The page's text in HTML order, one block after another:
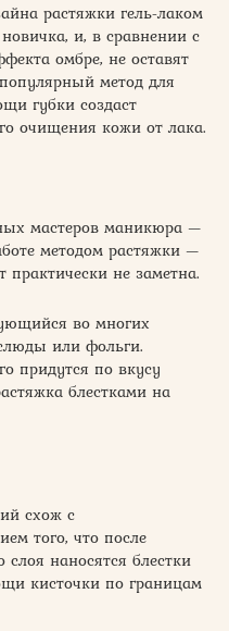
растяжки гель-лаком
и, в сравнении с
омбре, не оставят
метод для
губки создаст
очищения кожи от лака.
мастеров маникюра —
методом растяжки —
практически не заметна.
во многих
или фольги.
придутся по вкусу
блестками на
схож с
того, что после
слоя наносятся блестки
кисточки по границам